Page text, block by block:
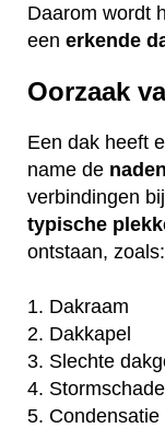
Daarom wordt
een erkende
Oorzaak
Een dak heeft
name de naden
verbindingen
typische
ontstaan, zoals:
1. Dakraam
2. Dakkapel
3. Slechte
4. Stormschade
5. Condensatie